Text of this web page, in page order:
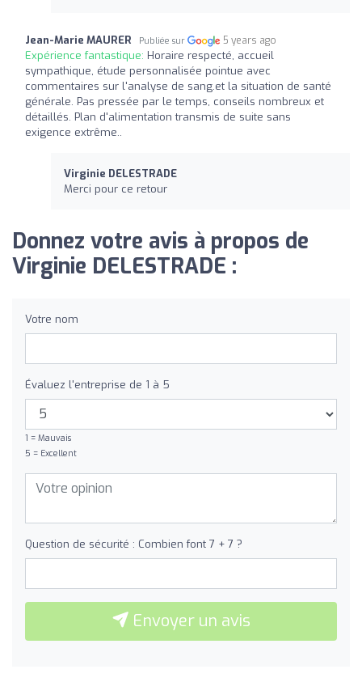
Jean-Marie MAURER Publiée sur 5 years ago
Expérience fantastique: Horaire respecté, accueil
sympathique, étude personnalisée pointue avec
commentaires sur l'analyse de sang.et la situation de santé
générale. Pas pressée par le temps, conseils nombreux et
détaillés. Plan d'alimentation transmis de suite sans
exigence extrême..
Virginie DELESTRADE
Merci pour ce retour
Donnez votre avis à propos de
Virginie DELESTRADE :
Votre nom
Évaluez l'entreprise de 1 à 5
1 = Mauvais
5 = Excellent
Question de sécurité : Combien font 7 + 7 ?
Envoyer un avis